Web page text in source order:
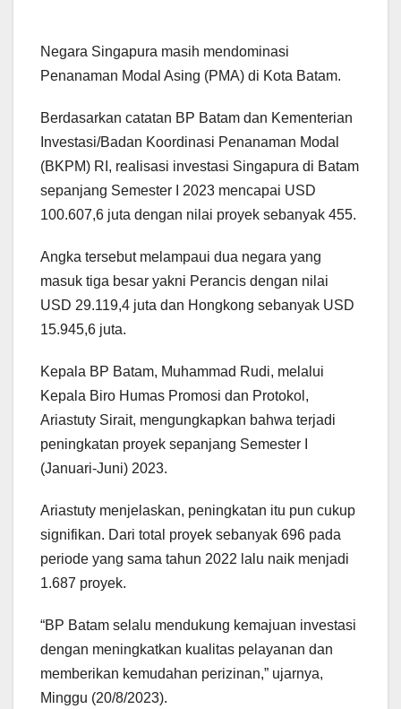
Negara Singapura masih mendominasi
Penanaman Modal Asing (PMA) di Kota Batam.
Berdasarkan catatan BP Batam dan Kementerian
Investasi/Badan Koordinasi Penanaman Modal
(BKPM) RI, realisasi investasi Singapura di Batam
sepanjang Semester I 2023 mencapai USD
100.607,6 juta dengan nilai proyek sebanyak 455.
Angka tersebut melampaui dua negara yang
masuk tiga besar yakni Perancis dengan nilai
USD 29.119,4 juta dan Hongkong sebanyak USD
15.945,6 juta.
Kepala BP Batam, Muhammad Rudi, melalui
Kepala Biro Humas Promosi dan Protokol,
Ariastuty Sirait, mengungkapkan bahwa terjadi
peningkatan proyek sepanjang Semester I
(Januari-Juni) 2023.
Ariastuty menjelaskan, peningkatan itu pun cukup
signifikan. Dari total proyek sebanyak 696 pada
periode yang sama tahun 2022 lalu naik menjadi
1.687 proyek.
“BP Batam selalu mendukung kemajuan investasi
dengan meningkatkan kualitas pelayanan dan
memberikan kemudahan perizinan,” ujarnya,
Minggu (20/8/2023).